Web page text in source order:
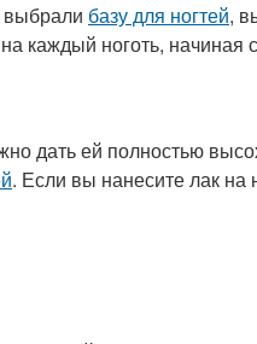
выбрали базу для ногтей,
на каждый ноготь,
дать ей полностью
. Если вы нанесите лак